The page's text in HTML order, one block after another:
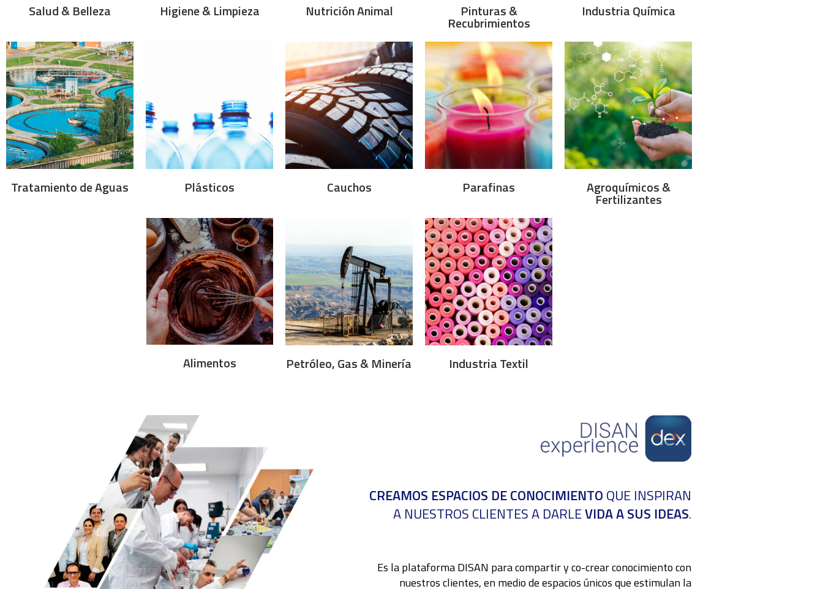
Salud & Belleza Higiene & Limpieza Nutrición Animal Pinturas &
Recubrimientos
Industria Química
Tratamiento de Aguas Plásticos Cauchos Parafinas Agroquímicos &
Fertilizantes
Alimentos Petróleo, Gas & Minería Industria Textil
CREAMOS ESPACIOS DE CONOCIMIENTO QUE INSPIRAN
A NUESTROS CLIENTES A DARLEVIDA A SUS IDEAS.
Es la plataforma DISAN para compartir yco-crear conocimiento con
nuestros clientes,en medio de espacios únicos que estimulanla